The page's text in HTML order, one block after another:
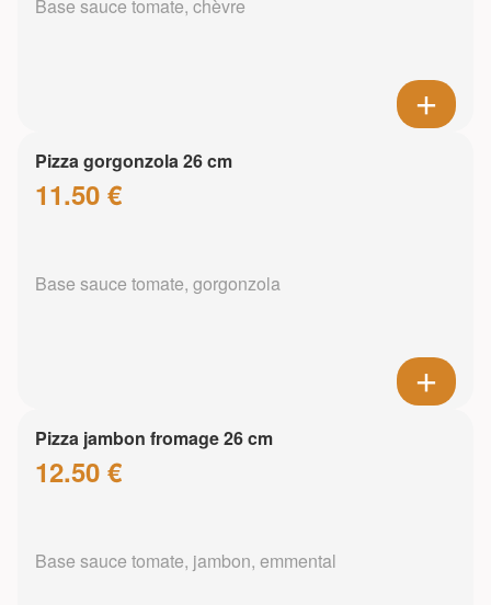
Base sauce tomate, chèvre
Pizza gorgonzola 26 cm
11.50 €
Base sauce tomate, gorgonzola
Pizza jambon fromage 26 cm
12.50 €
Base sauce tomate, jambon, emmental